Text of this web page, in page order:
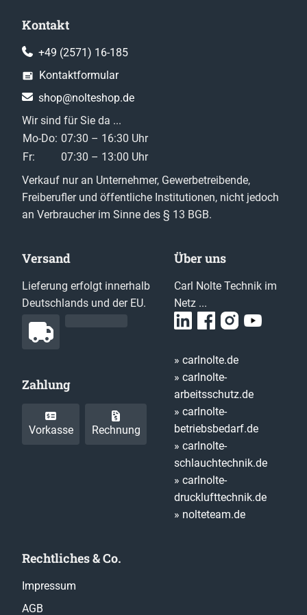
Kontakt
+49 (2571) 16-185
Kontaktformular
shop@nolteshop.de
Wir sind für Sie da ...
Mo-Do: 07:30 – 16:30 Uhr
Fr:
07:30 – 13:00 Uhr
Verkauf nur an Unternehmer, Gewerbetreibende,
Freiberufler und öffentliche Institutionen, nicht jedoch
an Verbraucher im Sinne des § 13 BGB.
Versand
Lieferung erfolgt innerhalb
Deutschlands und der EU.
Zahlung
Vorkasse Rechnung
Über uns
Carl Nolte Technik im
Netz ...
» carlnolte.de
» carlnolte-
arbeitsschutz.de
» carlnolte-
betriebsbedarf.de
» carlnolte-
schlauchtechnik.de
» carlnolte-
drucklufttechnik.de
» nolteteam.de
Rechtliches & Co.
Impressum
AGB